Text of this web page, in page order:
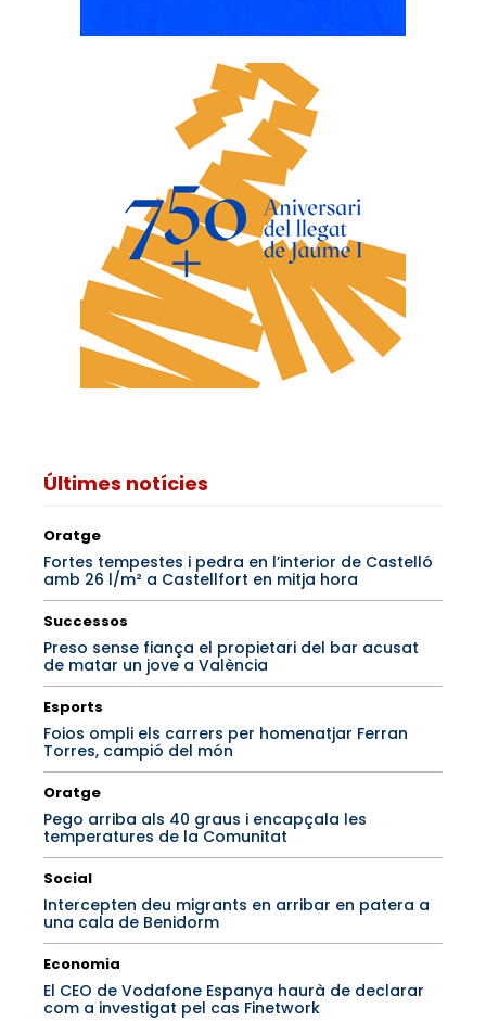
Últimes notícies
Oratge
Fortes tempestes i pedra en l’interior de Castelló
amb 26 l/m² a Castellfort en mitja hora
Successos
Preso sense fiança el propietari del bar acusat
de matar un jove a València
Esports
Foios ompli els carrers per homenatjar Ferran
Torres, campió del món
Oratge
Pego arriba als 40 graus i encapçala les
temperatures de la Comunitat
Social
Intercepten deu migrants en arribar en patera a
una cala de Benidorm
Economia
El CEO de Vodafone Espanya haurà de declarar
com a investigat pel cas Finetwork